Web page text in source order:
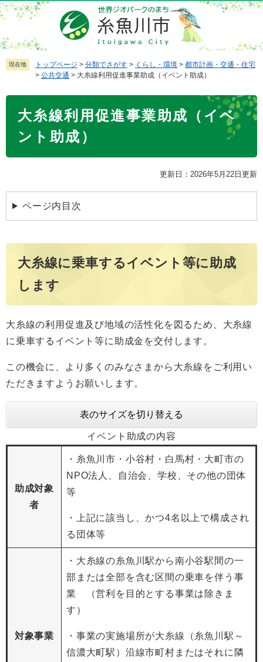
ペ
ー
ジ
の
先
メ
ニ
ュ
ー
を現在地 トップページ > 分類でさがす > くらし・環境 > 都市計画・交通・住宅
> 公共交通 > 大糸線利用促進事業助成（イベント助成）
大糸線利用促進事業助成（イベ
ント助成）
更新日：2026年5月22日更新
ページ内目次
大糸線に乗車するイベント等に助成
します
大糸線の利用促進及び地域の活性化を図るため、大糸線
に乗車するイベント等に助成金を交付します。
この機会に、より多くのみなさまから大糸線をご利用い
ただきますようお願いします。
表のサイズを切り替える
イベント助成の内容
助成対象
者
・糸魚川市・小谷村・白馬村・大町市の
NPO法人、自治会、学校、その他の団体
等
・上記に該当し、かつ4名以上で構成され
る団体等
対象事業
・大糸線の糸魚川駅から南小谷駅間の一
部または全部を含む区間の乗車を伴う事
業 （営利を目的とする事業は除きま
す）
・事業の実施場所が大糸線（糸魚川駅～
信濃大町駅）沿線市町村またはそれに隣